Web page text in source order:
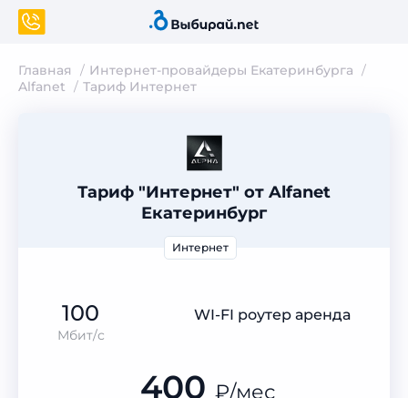
Главная
Интернет-провайдеры Екатеринбурга
Alfanet
Тариф Интернет
Тариф "Интернет" от Alfanet
Екатеринбург
Интернет
100
Мбит/с
WI-FI роутер аренда
400 ₽/мес